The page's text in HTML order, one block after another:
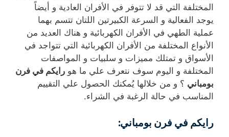
المختلفة التي قد لا تتوفر في الأفران العادية و أيضاً
يوجد الفعالية و السرعة الكبيرتين اللتان تتسم بهما
عملية الطهي في الأفران الكهربائية و هناك العديد من
الأنواع المختلفة من الأفران الكهربائية التي تتواجد في
الأسواق و تمتلك مميزات و سلبيات و المواصفات
المختلفة و اليوم سوف نتعرف علي ما هو رايكم في فرن
بومباني ؟ و من خلالها يُمكنك الحصول علي التقييم
المناسب في حالة الرغبة في الشراء.
رايكم في فرن بومباني: